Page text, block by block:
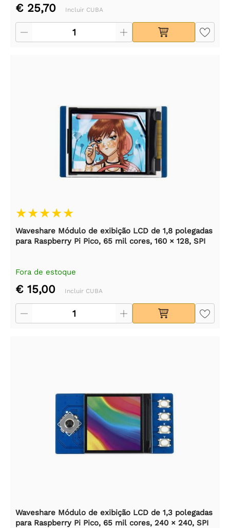
€ 25,70 Incluir CUBA
Waveshare Módulo de exibição LCD de 1,8 polegadas
para Raspberry Pi Pico, 65 mil cores, 160 × 128, SPI
Fora de estoque
€ 15,00 Incluir CUBA
Waveshare Módulo de exibição LCD de 1,3 polegadas
para Raspberry Pi Pico, 65 mil cores, 240 × 240, SPI